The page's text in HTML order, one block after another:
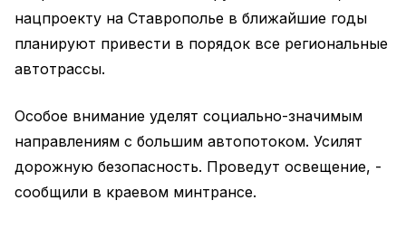
нацпроекту на Ставрополье в ближайшие годы
планируют привести в порядок все региональные
автотрассы.
Особое внимание уделят социально-значимым
направлениям с большим автопотоком. Усилят
дорожную безопасность. Проведут освещение, -
сообщили в краевом минтрансе.